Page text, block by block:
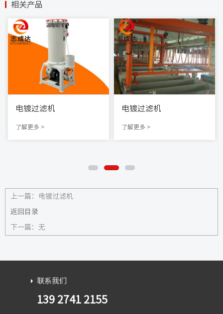
相关产品
电镀过滤机
了解更多 >
电镀过滤机
了解更多 >
上一篇： 电镀过滤机
返回目录
下一篇： 无
联系我们
139 2741 2155